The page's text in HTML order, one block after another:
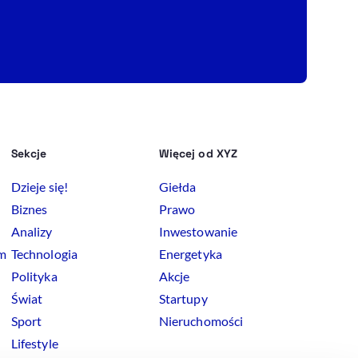
Sekcje
Dzieje się!
Biznes
Analizy
Technologia
Polityka
Świat
Sport
Lifestyle
Więcej od XYZ
Giełda
Prawo
Inwestowanie
Energetyka
Akcje
Startupy
Nieruchomości